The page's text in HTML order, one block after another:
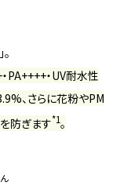
PA++++・UV耐水性
、さらに花粉やPM
防ぎます*1。